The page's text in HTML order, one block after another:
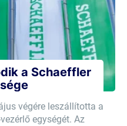
a Schaeffler
végére leszállította a
egységét. Az